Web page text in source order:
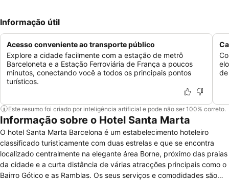
Informação útil
Acesso conveniente ao transporte público
Explore a cidade facilmente com a estação de metrô
Barceloneta e a Estação Ferroviária de França a poucos
minutos, conectando você a todos os principais pontos
turísticos.
Este resumo foi criado por inteligência artificial e pode não ser 100% correto.
Informação sobre o Hotel Santa Marta
O hotel Santa Marta Barcelona é um estabelecimento hoteleiro
classificado turisticamente com duas estrelas e que se encontra
localizado centralmente na elegante área Borne, próximo das praias
da cidade e a curta distância de várias atracções principais como o
Bairro Gótico e as Ramblas. Os seus serviços e comodidades são